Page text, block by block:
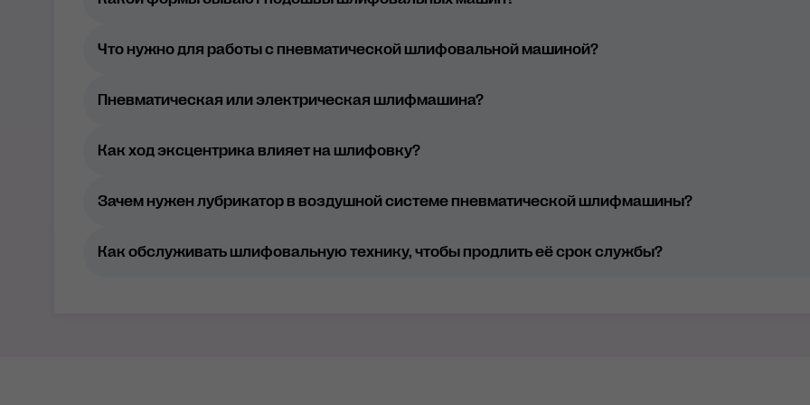
способом пылеудаления (принудительное и автономное), при этом шлифовальным машинам
Что нужно для работы с пневматической шлифовальной машиной?
Пневматическая или электрическая шлифмашина?
Как ход эксцентрика влияет на шлифовку?
6 мм: наиболее “универсальный” размер хода эксцентрика. Совместим с абразивами от
9 мм – эксцентрик для грубой, чёрновой шлифовки. Работает с абразивами Р40…180.
Зачем нужен лубрикатор в воздушной системе пневматической шлифмашины?
Как обслуживать шлифовальную технику, чтобы продлить её срок службы?